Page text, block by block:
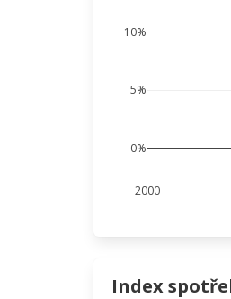
2000
0%
5%
10%
Index